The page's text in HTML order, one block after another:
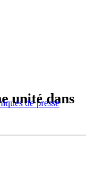
de presse
unité dans